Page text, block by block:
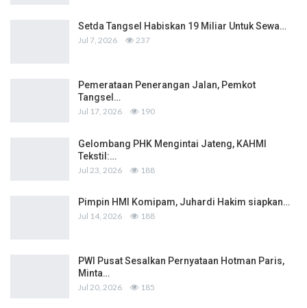
Setda Tangsel Habiskan 19 Miliar Untuk Sewa…
Jul 7, 2026 237
Pemerataan Penerangan Jalan, Pemkot
Tangsel…
Jul 17, 2026 190
Gelombang PHK Mengintai Jateng, KAHMI
Tekstil:…
Jul 23, 2026 188
Pimpin HMI Komipam, Juhardi Hakim siapkan…
Jul 14, 2026 188
PWI Pusat Sesalkan Pernyataan Hotman Paris,
Minta…
Jul 20, 2026 185